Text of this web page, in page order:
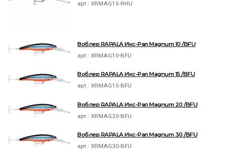
арт.:XRMAG15-RHU
Воблер RAPALA Икс-Рап Magnum 10 /BFU
арт.:XRMAG10-BFU
Воблер RAPALA Икс-Рап Magnum 15 /BFU
арт.:XRMAG15-BFU
Воблер RAPALA Икс-Рап Magnum 20 /BFU
арт.:XRMAG20-BFU
Воблер RAPALA Икс-Рап Magnum 30 /BFU
арт.:XRMAG30-BFU